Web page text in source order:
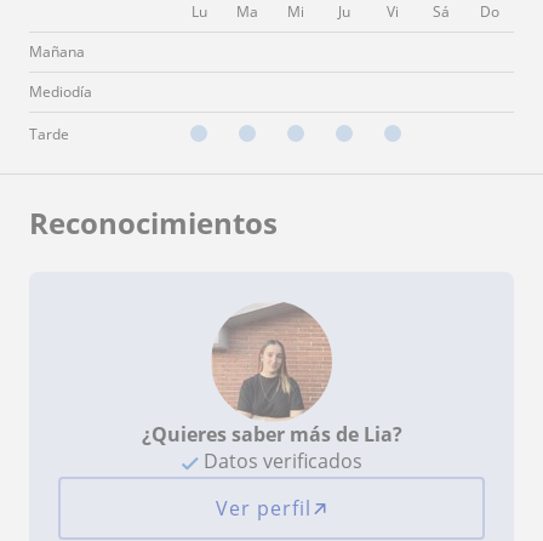
Lu Ma Mi Ju Vi Sá
Do
Mañana
Mediodía
Tarde
Reconocimientos
¿Quieres saber más de Lia?
Datos verificados
Ver perfil